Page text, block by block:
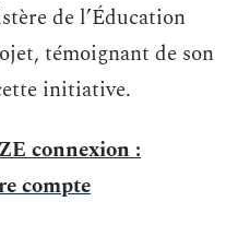
de l’Éducation
témoignant de son
initiative.
connexion :
compte